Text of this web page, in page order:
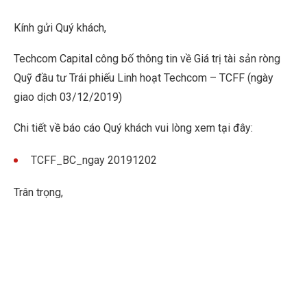
Kính gửi Quý khách,
Techcom Capital công bố thông tin về Giá trị tài sản ròng
Quỹ đầu tư Trái phiếu Linh hoạt Techcom – TCFF (ngày
giao dịch 03/12/2019)
Chi tiết về báo cáo Quý khách vui lòng xem tại đây:
TCFF_BC_ngay 20191202
Trân trọng,